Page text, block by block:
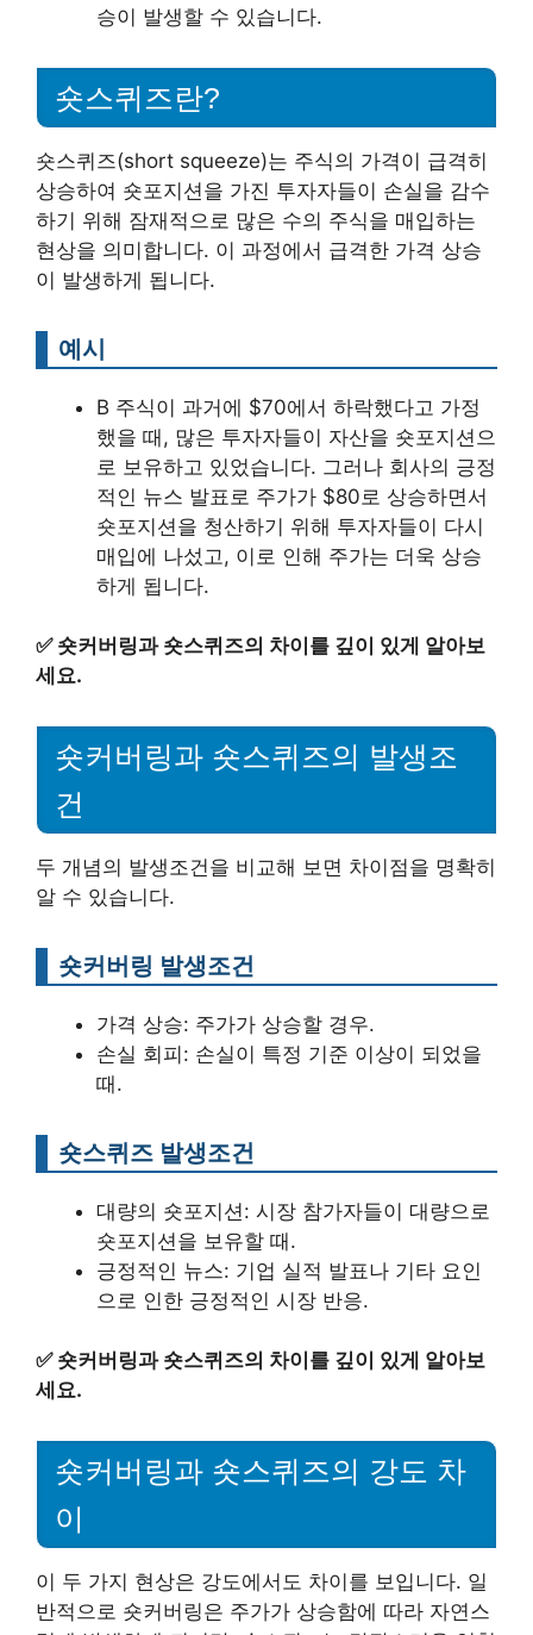
승이 발생할 수 있습니다.
숏스퀴즈란?
숏스퀴즈(short squeeze)는 주식의 가격이 급격히
상승하여 숏포지션을 가진 투자자들이 손실을 감수
하기 위해 잠재적으로 많은 수의 주식을 매입하는
현상을 의미합니다. 이 과정에서 급격한 가격 상승
이 발생하게 됩니다.
예시
B 주식이 과거에 $70에서 하락했다고 가정
했을 때, 많은 투자자들이 자산을 숏포지션으
로 보유하고 있었습니다. 그러나 회사의 긍정
적인 뉴스 발표로 주가가 $80로 상승하면서
숏포지션을 청산하기 위해 투자자들이 다시
매입에 나섰고, 이로 인해 주가는 더욱 상승
하게 됩니다.
✅ 숏커버링과 숏스퀴즈의 차이를 깊이 있게 알아보
세요.
숏커버링과 숏스퀴즈의 발생조
건
두 개념의 발생조건을 비교해 보면 차이점을 명확히
알 수 있습니다.
숏커버링 발생조건
가격 상승: 주가가 상승할 경우.
손실 회피: 손실이 특정 기준 이상이 되었을
때.
숏스퀴즈 발생조건
대량의 숏포지션: 시장 참가자들이 대량으로
숏포지션을 보유할 때.
긍정적인 뉴스: 기업 실적 발표나 기타 요인
으로 인한 긍정적인 시장 반응.
✅ 숏커버링과 숏스퀴즈의 차이를 깊이 있게 알아보
세요.
숏커버링과 숏스퀴즈의 강도 차
이
이 두 가지 현상은 강도에서도 차이를 보입니다. 일
반적으로 숏커버링은 주가가 상승함에 따라 자연스